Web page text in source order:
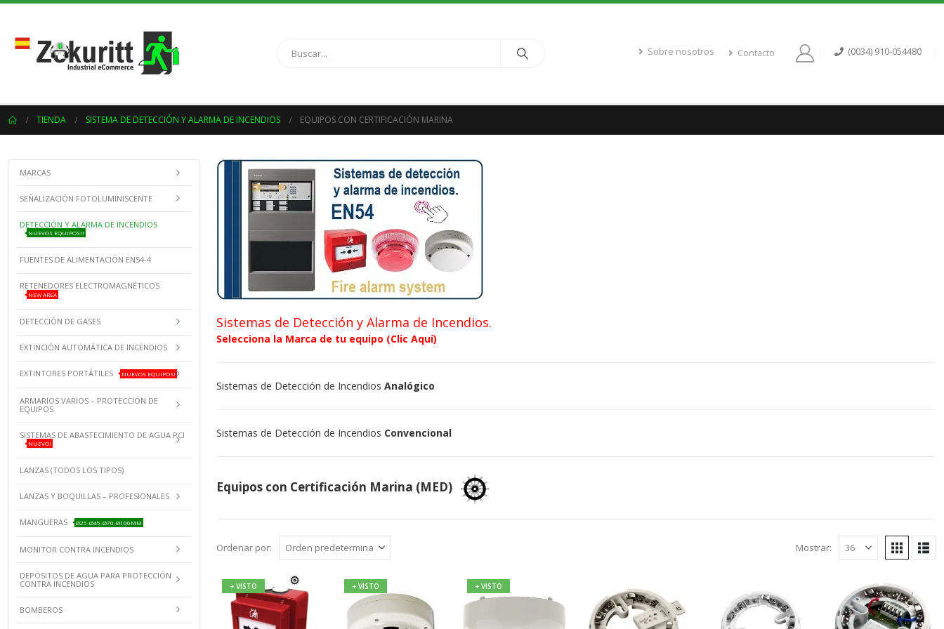
Sobre nosotros Contacto (0034) 910-054480
TIENDA SISTEMA DE DETECCIÓN Y ALARMA DE INCENDIOS EQUIPOS CON CERTIFICACIÓN MARINA
Sistemas de Detección y Alarma de Incendios.
Selecciona la Marca de tu equipo (Clic Aquí)
Sistemas de Detección de Incendios Analógico
Sistemas de Detección de Incendios Convencional
Equipos con Certificación Marina (MED)
Ordenar por: Mostrar:
+ VISTO + VISTO + VISTO
MARCAS
SEÑALIZACIÓN FOTOLUMINISCENTE
DETECCIÓN Y ALARMA DE INCENDIOS
NUEVOS EQUIPOS!!
FUENTES DE ALIMENTACIÓN EN54-4
RETENEDORES ELECTROMAGNÉTICOS
NEW AREA
DETECCIÓN DE GASES
EXTINCIÓN AUTOMÁTICA DE INCENDIOS
EXTINTORES PORTÁTILES NUEVOS EQUIPOS!
ARMARIOS VARIOS – PROTECCIÓN DE
EQUIPOS
SISTEMAS DE ABASTECIMIENTO DE AGUA PCI
NUEVO!
LANZAS (TODOS LOS TIPOS)
LANZAS Y BOQUILLAS – PROFESIONALES
MANGUERAS Ø25-Ø45-Ø70-Ø100MM
MONITOR CONTRA INCENDIOS
DEPÓSITOS DE AGUA PARA PROTECCIÓN
CONTRA INCENDIOS
BOMBEROS